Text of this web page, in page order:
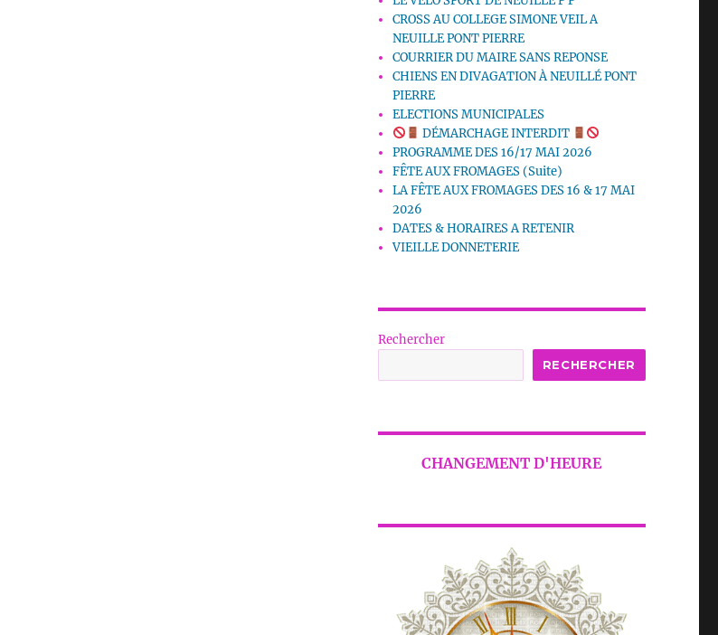
CROSS AU COLLEGE SIMONE VEIL A
NEUILLE PONT PIERRE
COURRIER DU MAIRE SANS REPONSE
CHIENS EN DIVAGATION À NEUILLÉ PONT
PIERRE
ELECTIONS MUNICIPALES
DÉMARCHAGE INTERDIT
PROGRAMME DES 16/17 MAI 2026
FÊTE AUX FROMAGES (Suite)
LA FÊTE AUX FROMAGES DES 16 & 17 MAI
2026
DATES & HORAIRES A RETENIR
VIEILLE DONNETERIE
Rechercher
RECHERCHER
CHANGEMENT D'HEURE